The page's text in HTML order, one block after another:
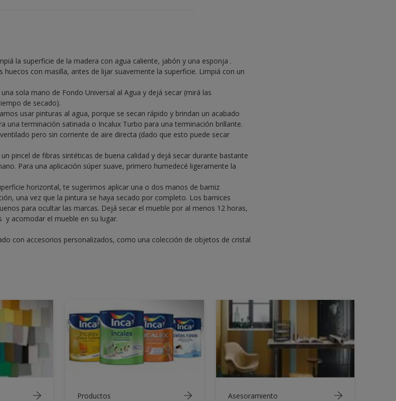
la superficie de la madera con agua caliente, jabón y una esponja .
huecos con masilla, antes de lijar suavemente la superficie. Limpiá con un
sola mano de Fondo Universal al Agua y dejá secar (mirá las
de secado).
usar pinturas al agua, porque se secan rápido y brindan un acabado
una terminación satinada o Incalux Turbo para una terminación brillante.
pero sin corriente de aire directa (dado que esto puede secar
pincel de fibras sintéticas de buena calidad y dejá secar durante bastante
Para una aplicación súper suave, primero humedecé ligeramente la
horizontal, te sugerimos aplicar una o dos manos de barniz
una vez que la pintura se haya secado por completo. Los barnices
para ocultar las marcas. Dejá secar el mueble por al menos 12 horas,
y acomodar el mueble en su lugar.
con accesorios personalizados, como una colección de objetos de cristal
Productos Asesoramiento